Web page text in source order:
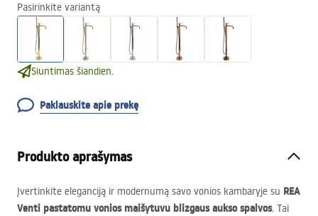
Pasirinkite variantą
Siuntimas šiandien.
Paklauskite apie prekę
Produkto aprašymas
Įvertinkite eleganciją ir modernumą savo vonios kambaryje su REA
Venti pastatomu vonios maišytuvu blizgaus aukso spalvos. Tai